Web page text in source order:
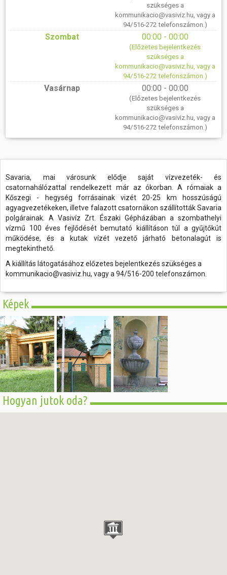
szükséges a
kommunikacio@vasiviz.hu, vagy a
94/516-272 telefonszámon.)
Szombat 00:00 - 00:00
(Előzetes bejelentkezés
szükséges a
kommunikacio@vasiviz.hu, vagy a
94/516-272 telefonszámon.)
Vasárnap 00:00 - 00:00
(Előzetes bejelentkezés
szükséges a
kommunikacio@vasiviz.hu, vagy a
94/516-272 telefonszámon.)
Savaria, mai városunk elődje saját vízvezeték- és
csatornahálózattal rendelkezett már az ókorban. A rómaiak a
Kőszegi - hegység forrásainak vizét 20-25 km hosszúságú
agyagvezetékeken, illetve falazott csatornákon szállították Savaria
polgárainak. A Vasivíz Zrt. Északi Gépházában a szombathelyi
vízmű 100 éves fejlődését bemutató kiállításon túl a gyűjtőkút
működése, és a kutak vízét vezető járható betonalagút is
megtekinthető.
A kiállítás látogatásához előzetes bejelentkezés szükséges a
kommunikacio@vasiviz.hu, vagy a 94/516-200 telefonszámon.
Képek
Hogyan jutok oda?